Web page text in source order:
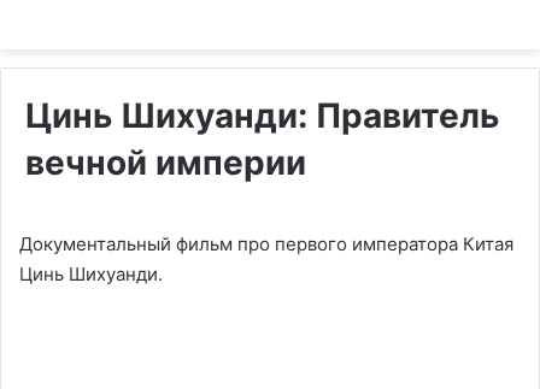
Цинь Шихуанди: Правитель
вечной империи
Документальный фильм про первого императора Китая
Цинь Шихуанди.